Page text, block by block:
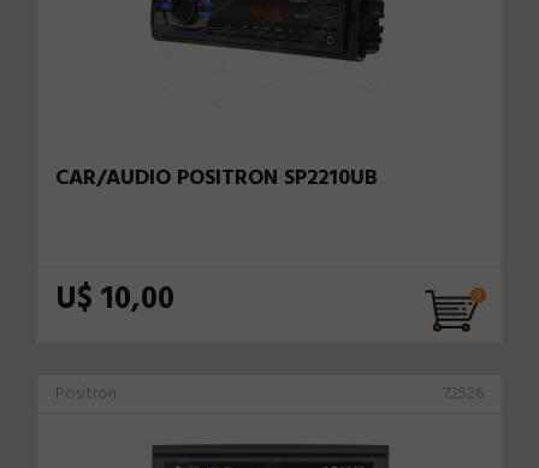
CAR/AUDIO POSITRON SP2210UB
U$ 10,00
Positron 72526